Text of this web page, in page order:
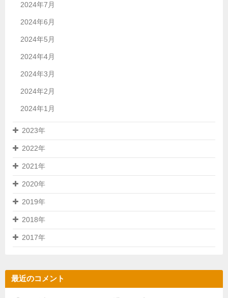
2024年7月
2024年6月
2024年5月
2024年4月
2024年3月
2024年2月
2024年1月
2023年
2022年
2021年
2020年
2019年
2018年
2017年
最近のコメント